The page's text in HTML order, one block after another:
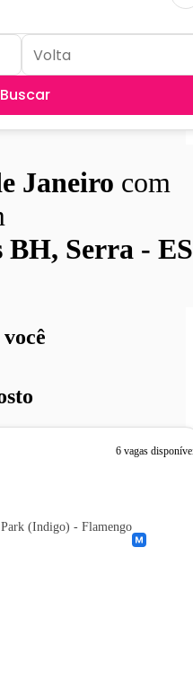
Buscar
Janeiro com
BH, Serra - ES
6 vagas
(Indigo) - Flamengo